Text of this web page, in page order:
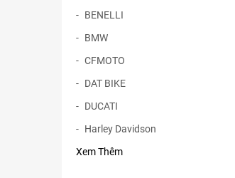
BENELLI
BMW
CFMOTO
DAT BIKE
DUCATI
Harley Davidson
Xem Thêm